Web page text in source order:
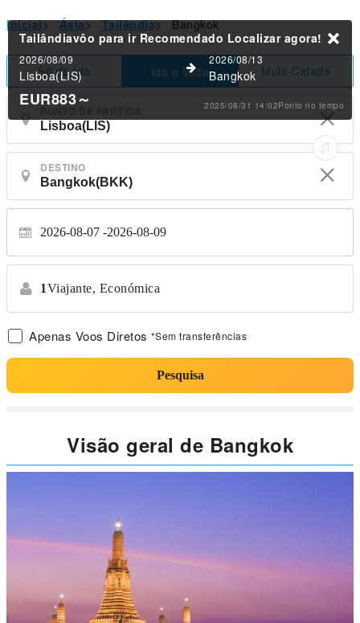
Inicial> Ásia> Tailândia> Bangkok
Só de Ida Ida e Volta Multi-Cidade
DESTINO
2026-08-07 2026-08-09
1Viajante, Económica
Apenas Voos Diretos *Sem transferências
Pesquisa
Tailândiavôo para ir Recomendado Localizar agora!
2026/08/09
Lisboa(LIS)
2026/08/13
Bangkok
EUR883～ 2025/08/31 14:02Ponto no tempo
Visão geral de Bangkok